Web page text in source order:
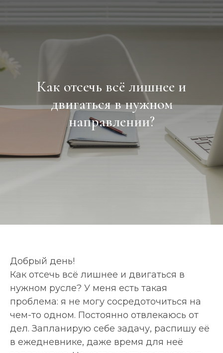
Как отсечь всё лишнее и
двигаться в нужном
направлении?
Добрый день!
Как отсечь всё лишнее и двигаться в
нужном русле? У меня есть такая
проблема: я не могу сосредоточиться на
чем-то одном. Постоянно отвлекаюсь от
дел. Запланирую себе задачу, распишу её
в ежедневнике, даже время для неё